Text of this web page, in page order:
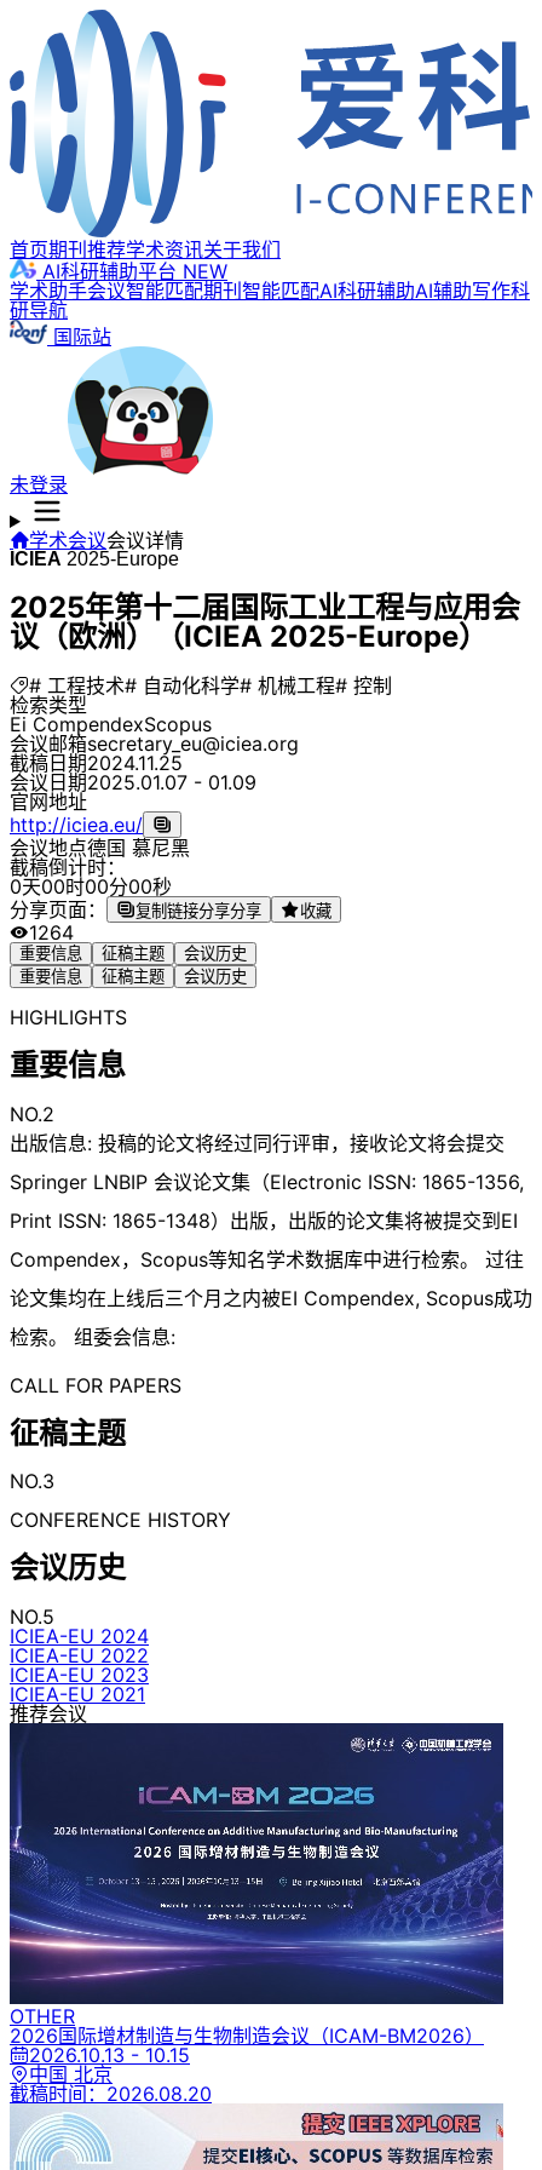
首页期刊推荐学术资讯关于我们
AI科研辅助平台 NEW
学术助手会议智能匹配期刊智能匹配AI科研辅助AI辅助写作科
研导航
国际站
未登录
学术会议会议详情
ICIEA 2025-Europe
2025年第十二届国际工业工程与应用会
议（欧洲）（ICIEA 2025-Europe）
# 工程技术# 自动化科学# 机械工程# 控制
检索类型
Ei CompendexScopus
会议邮箱secretary_eu@iciea.org
截稿日期2024.11.25
会议日期2025.01.07 - 01.09
官网地址
http://iciea.eu/
会议地点德国 慕尼黑
截稿倒计时：
0天00时00分00秒
分享页面：
复制链接分享分享 收藏
1264
重要信息 征稿主题
会议历史
重要信息
征稿主题 会议历史
HIGHLIGHTS
重要信息
NO.2
出版信息: 投稿的论文将经过同行评审，接收论文将会提交
Springer LNBIP 会议论文集（Electronic ISSN: 1865-1356,
Print ISSN: 1865-1348）出版，出版的论文集将被提交到EI
Compendex，Scopus等知名学术数据库中进行检索。 过往
论文集均在上线后三个月之内被EI Compendex, Scopus成功
检索。 组委会信息:
CALL FOR PAPERS
征稿主题
NO.3
CONFERENCE HISTORY
会议历史
NO.5
ICIEA-EU 2024
ICIEA-EU 2022
ICIEA-EU 2023
ICIEA-EU 2021
推荐会议
OTHER
2026国际增材制造与生物制造会议 （ICAM-BM2026）
2026.10.13 - 10.15
中国 北京
截稿时间： 2026.08.20